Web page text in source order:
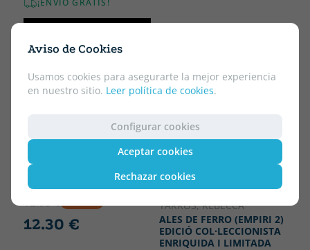
Aviso de Cookies
Usamos cookies para asegurarte la mejor experiencia
en nuestro sitio. Leer política de cookies.
Configurar cookies
Aceptar cookies
Rechazar cookies
REBECCA YARROS
DIARIO OFICIAL DE ALAS
DE HIERRO
12.95 €
12.30 €
Tapa dura
YARROS, REBECCA
ALES DE FERRO (EMPIRI 2)
EDICIÓ COL·LECCIONISTA
ENRIQUIDA I LIMITADA